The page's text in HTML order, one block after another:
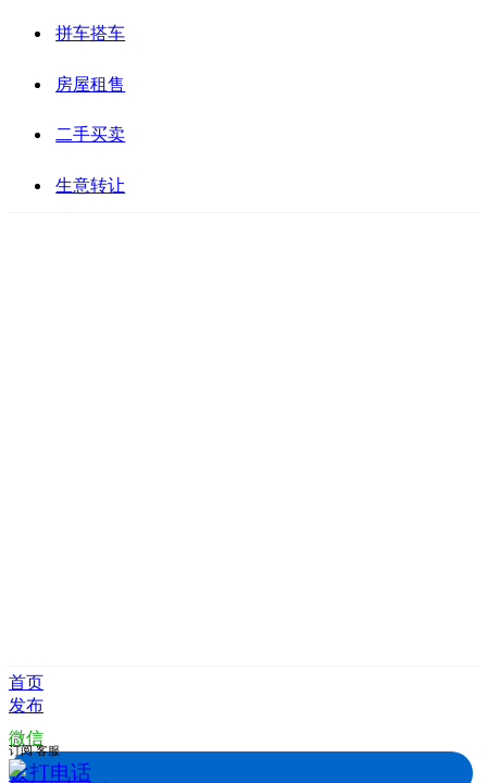
拼车搭车
房屋租售
二手买卖
生意转让
首页
发布
微信
拨打电话
订阅 客服